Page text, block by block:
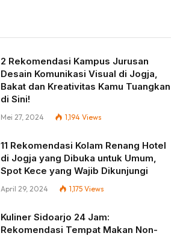
2 Rekomendasi Kampus Jurusan
Desain Komunikasi Visual di Jogja,
Bakat dan Kreativitas Kamu Tuangkan
di Sini!
Mei 27, 2024 1,194 Views
11 Rekomendasi Kolam Renang Hotel
di Jogja yang Dibuka untuk Umum,
Spot Kece yang Wajib Dikunjungi
April 29, 2024 1,175 Views
Kuliner Sidoarjo 24 Jam:
Rekomendasi Tempat Makan Non-